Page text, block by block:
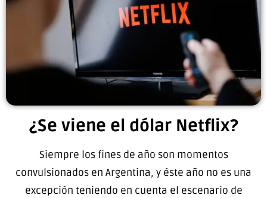
¿Se viene el dólar Netflix?
Siempre los fines de año son momentos
convulsionados en Argentina, y éste año no es una
excepción teniendo en cuenta el escenario de